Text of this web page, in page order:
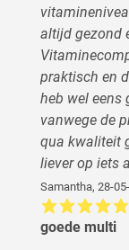
altijd gezond
praktisch en
heb wel eens
vanwege de
qua kwaliteit
liever op iets
Samantha, 28-
goede multi